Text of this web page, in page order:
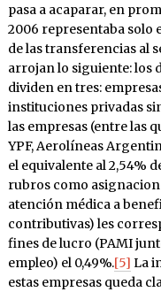
pasa a acaparar, en
2006 representaba solo
de las transferencias al
arrojan lo siguiente: los
dividen en tres:
instituciones privadas
las empresas (entre las
YPF, Aerolíneas
el equivalente al 2,54%
rubros como
atención médica a
contributivas) les
fines de lucro (PAMI
empleo) el 0,49%.[5] La
estas empresas queda